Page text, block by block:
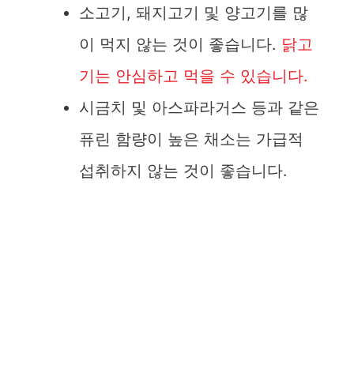
소고기, 돼지고기 및 양고기를 많
이 먹지 않는 것이 좋습니다. 닭고
기는 안심하고 먹을 수 있습니다.
시금치 및 아스파라거스 등과 같은
퓨린 함량이 높은 채소는 가급적
섭취하지 않는 것이 좋습니다.